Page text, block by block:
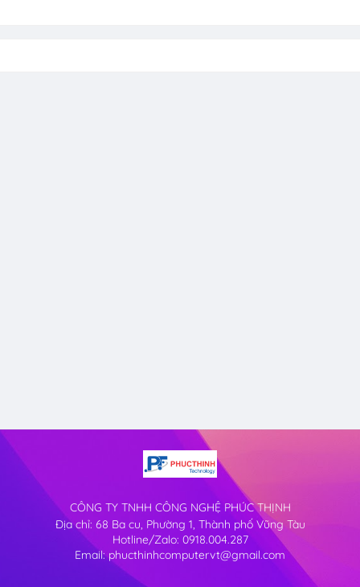
CÔNG TY TNHH CÔNG NGHỆ PHÚC THỊNH
Địa chỉ: 68 Ba cu, Phường 1, Thành phố Vũng Tàu
Hotline/Zalo: 0918.004.287
Email: phucthinhcomputervt@gmail.com